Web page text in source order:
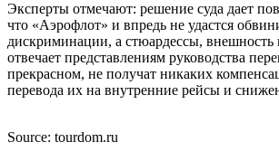
Эксперты отмечают: решение суда дает
что «Аэрофлот» и впредь не удастся
дискриминации, а стюардессы, внешность
отвечает представлениям руководства
прекрасном, не получат никаких
перевода их на внутренние рейсы и
Source: tourdom.ru